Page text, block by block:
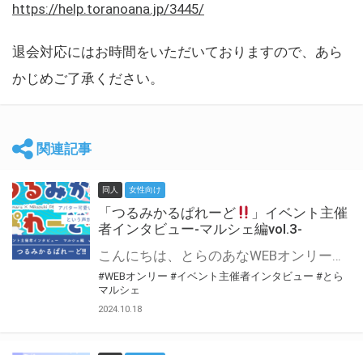
https://help.toranoana.jp/3445/
退会対応にはお時間をいただいておりますので、あら
かじめご了承ください。
関連記事
同人 女性向け
「つるみかるぱれーど
」イベント主催
者インタビュー-マルシェ編vol.3-
こんにちは、とらのあなWEBオンリー運営スタッフです。 新たにお届けする、イベント主催者インタビュー-マルシェ編-は、 とらのあなWEBオンリー「マルシェ」をご利用した主催様に 「マルシェ」を使って開催した感想や心がけをお聞きする企画です。 今回は、WEBオンリー初開催「つるみかるぱれーど
#WEBオンリー #イベント主催者インタビュー #とら
マルシェ
2024.10.18